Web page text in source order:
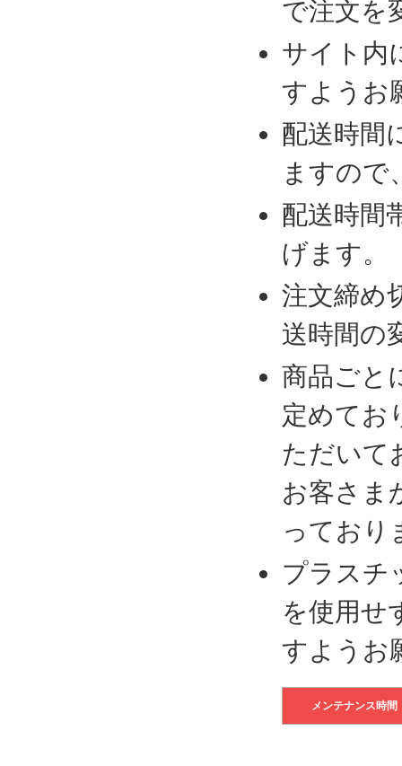
で注文を
サイト内
すようお
配送時間
ますので
配送時間
げます。
注文締め
送時間の
商品ごと
定めてお
ただいて
お客さま
っており
プラスチ
を使用せ
すようお
メンテナンス時間